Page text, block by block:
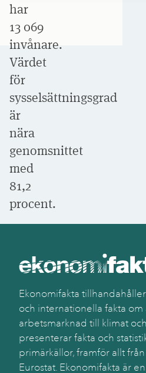
har
13 069
invånare.
Värdet
för
sysselsättningsgrad
är
nära
genomsnittet
med
81,2
procent.
Ekonomifakta
och internationella fakta om
arbetsmarknad till klimat
presenterar fakta och
primärkällor, framför allt
Eurostat. Ekonomifakta är